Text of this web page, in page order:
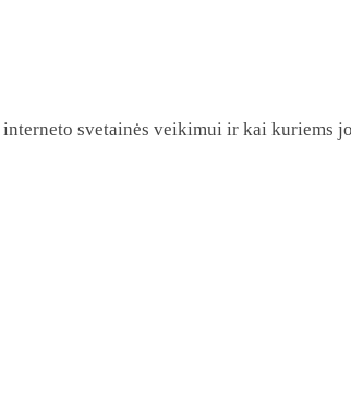
svetainės veikimui ir kai kuriems